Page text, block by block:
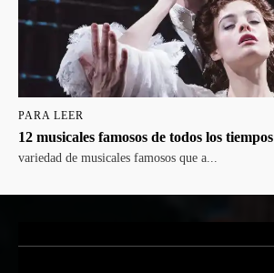
PARA LEER
12 musicales famosos de todos los tiempos
variedad de musicales famosos que a...